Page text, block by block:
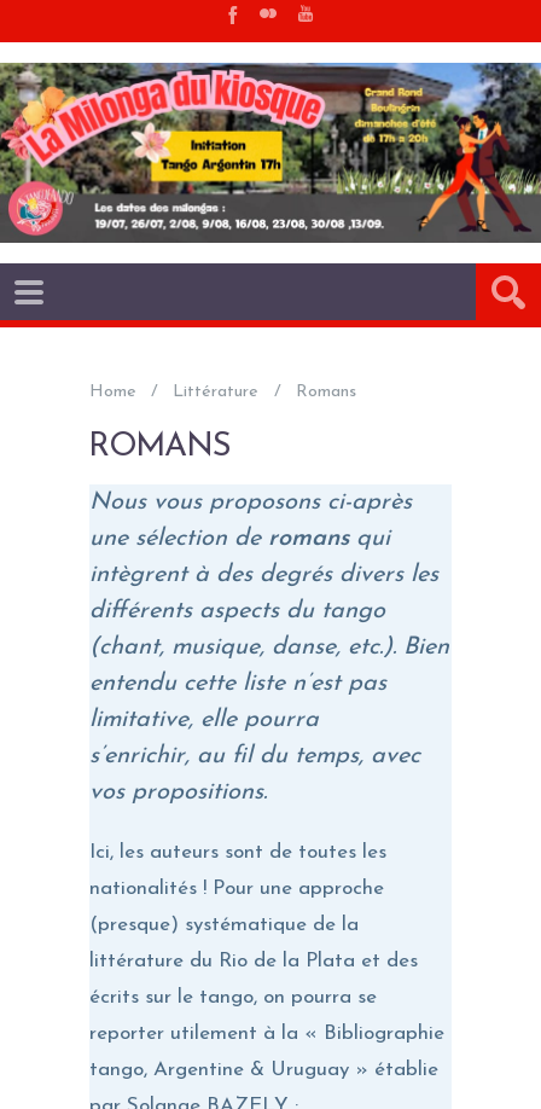
Home Littérature Romans
ROMANS
Nous vous proposons ci-après
une sélection de romansqui
intègrent à des degrés divers les
différents aspects du tango
(chant, musique, danse, etc.). Bien
entendu cette liste n’est pas
limitative, elle pourra
s’enrichir, au fil du temps, avec
vos propositions.
Ici, les auteurs sont de toutes les
nationalités ! Pour une approche
(presque) systématique de la
littérature du Rio de la Plata et des
écrits sur le tango, on pourra se
reporter utilement à la « Bibliographie
tango, Argentine & Uruguay » établie